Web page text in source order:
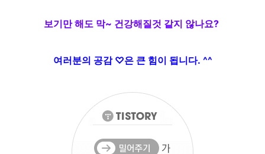
보기만 해도 막~ 건강해질것 같지 않나요?
여러분의 공감 ♡은 큰 힘이 됩니다. ^^